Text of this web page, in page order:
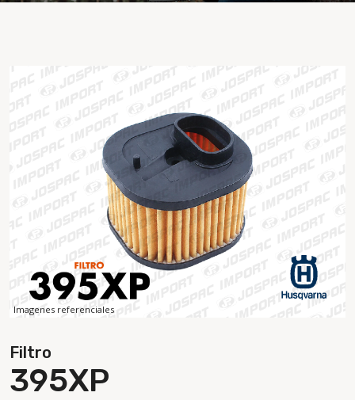
Imagenes referenciales
Filtro
395XP